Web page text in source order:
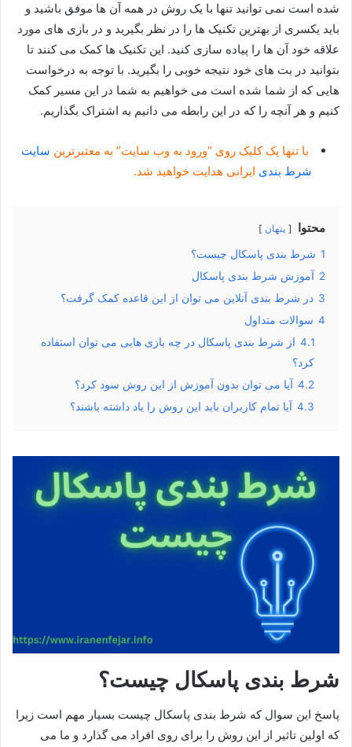
شده است نمی توانید تنها با یک روش در همه آن ها موفق باشید و
باید یکسری از بهترین تکنیک ها را در نظر بگیرید و در بازی های مورد
علاقه خود آن ها را پیاده سازی کنید. این تکنیک ها کمک می کنند تا
بتوانید در بت های خود نتیجه خوبی را بگیرید. با توجه به درخواست
هایی که از شما شده است می خواهیم به شما در این مسیر کمک
کنیم و هر آنچه را که در این رابطه می دانیم به اشتراک بگذاریم.
با تنها یک کلیک روی “ورود به وب سایت” به معتبرترین سایت
شرط بندی ایرانی هدایت خواهید شد.
محتوا پنهان
1 شرط بندی پاسکال چیست؟
2 آموزش شرط بندی پاسکال
3 در شرط بندی آنلاین می توان از این قاعده کمک گرفت؟
4 سوالات متداول
4.1 از شرط بندی پاسکال در چه بازی هایی می توان استفاده
کرد؟
4.2 آیا می توان بدون آموزش از این روش سود کرد؟
4.3 آیا تمام کاربران باید این روش را یاد داشته باشند؟
شرط بندی پاسکال چیست؟
پاسخ این سوال که شرط بندی پاسکال چیست بسیار مهم است زیرا
که اولین تاثیر از این روش را برای روی افراد می گذارد و ما می